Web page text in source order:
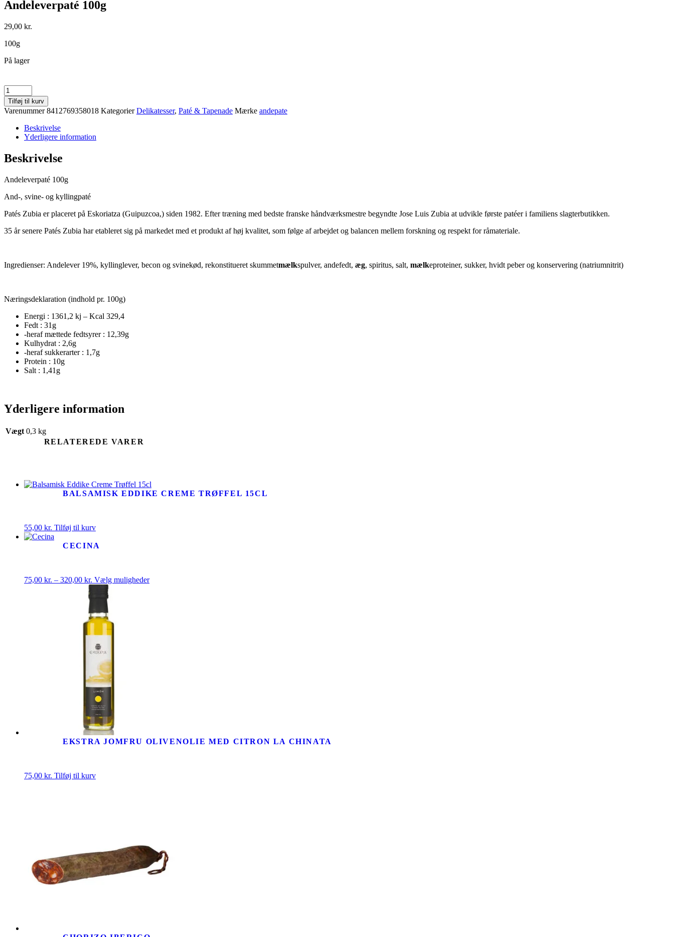
Andeleverpaté 100g
29,00 kr.
100g
På lager
Andeleverpaté
100g
antal
Tilføj til kurv
Varenummer8412769358018 Kategorier Delikatesser, Paté & Tapenade Mærke andepate
Beskrivelse
Yderligere information
Beskrivelse
Andeleverpaté 100g
And-, svine- og kyllingpaté
Patés Zubia er placeret på Eskoriatza (Guipuzcoa,) siden 1982. Efter træning med bedste franske håndværksmestre begyndte Jose Luis Zubia at udvikle første patéer i familiens slagterbutikken.
35 år senere Patés Zubia har etableret sig på markedet med et produkt af høj kvalitet, som følge af arbejdet og balancen mellem forskning og respekt for råmateriale.
Ingredienser: Andelever 19%, kyllinglever, becon og svinekød, rekonstitueret skummetmælkspulver, andefedt, æg, spiritus, salt, mælkeproteiner, sukker, hvidt peber og konservering (natriumnitrit)
Næringsdeklaration (indhold pr. 100g)
Energi : 1361,2 kj – Kcal 329,4
Fedt : 31g
-heraf mættede fedtsyrer : 12,39g
Kulhydrat : 2,6g
-heraf sukkerarter : 1,7g
Protein : 10g
Salt : 1,41g
Yderligere information
Vægt 0,3 kg
RELATEREDE VARER
BALSAMISK EDDIKE CREME TRØFFEL 15CL
55,00 kr. Tilføj til kurv
CECINA
75,00 kr. – 320,00 kr. Prisinterval:
75,00 kr.
320,00 kr.
Vælg mulighederDette
EKSTRA JOMFRU OLIVENOLIE MED CITRON LA CHINATA
75,00 kr. Tilføj til kurv